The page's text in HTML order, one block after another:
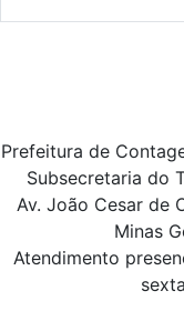
Prefeitura de
Subsecretaria do
Av. João Cesar de
Minas
Atendimento